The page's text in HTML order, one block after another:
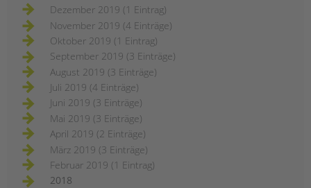
Dezember 2019 (1 Eintrag)
November 2019 (4 Einträge)
Oktober 2019 (1 Eintrag)
September 2019 (3 Einträge)
August 2019 (3 Einträge)
Juli 2019 (4 Einträge)
Juni 2019 (3 Einträge)
Mai 2019 (3 Einträge)
April 2019 (2 Einträge)
März 2019 (3 Einträge)
Februar 2019 (1 Eintrag)
2018